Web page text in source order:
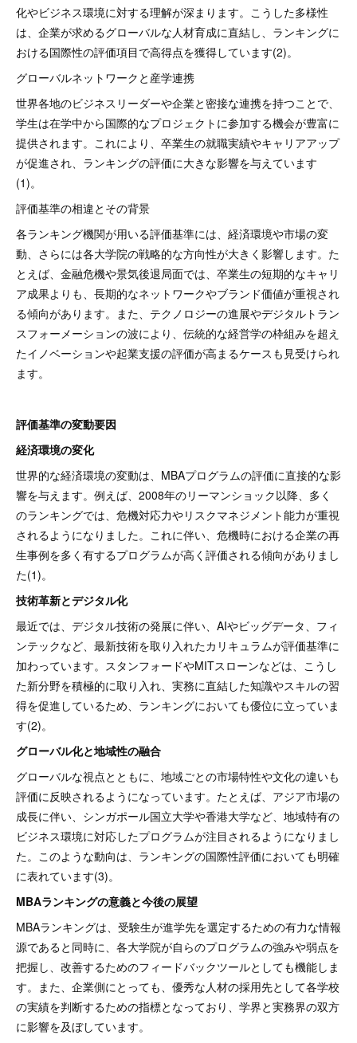
化やビジネス環境に対する理解が深まります。こうした多様性
は、企業が求めるグローバルな人材育成に直結し、ランキングに
おける国際性の評価項目で高得点を獲得しています(2)。
グローバルネットワークと産学連携
世界各地のビジネスリーダーや企業と密接な連携を持つことで、
学生は在学中から国際的なプロジェクトに参加する機会が豊富に
提供されます。これにより、卒業生の就職実績やキャリアアップ
が促進され、ランキングの評価に大きな影響を与えています
(1)。
評価基準の相違とその背景
各ランキング機関が用いる評価基準には、経済環境や市場の変
動、さらには各大学院の戦略的な方向性が大きく影響します。た
とえば、金融危機や景気後退局面では、卒業生の短期的なキャリ
ア成果よりも、長期的なネットワークやブランド価値が重視され
る傾向があります。また、テクノロジーの進展やデジタルトラン
スフォーメーションの波により、伝統的な経営学の枠組みを超え
たイノベーションや起業支援の評価が高まるケースも見受けられ
ます。
評価基準の変動要因
経済環境の変化
世界的な経済環境の変動は、MBAプログラムの評価に直接的な影
響を与えます。例えば、2008年のリーマンショック以降、多く
のランキングでは、危機対応力やリスクマネジメント能力が重視
されるようになりました。これに伴い、危機時における企業の再
生事例を多く有するプログラムが高く評価される傾向がありまし
た(1)。
技術革新とデジタル化
最近では、デジタル技術の発展に伴い、AIやビッグデータ、フィ
ンテックなど、最新技術を取り入れたカリキュラムが評価基準に
加わっています。スタンフォードやMITスローンなどは、こうし
た新分野を積極的に取り入れ、実務に直結した知識やスキルの習
得を促進しているため、ランキングにおいても優位に立っていま
す(2)。
グローバル化と地域性の融合
グローバルな視点とともに、地域ごとの市場特性や文化の違いも
評価に反映されるようになっています。たとえば、アジア市場の
成長に伴い、シンガポール国立大学や香港大学など、地域特有の
ビジネス環境に対応したプログラムが注目されるようになりまし
た。このような動向は、ランキングの国際性評価においても明確
に表れています(3)。
MBAランキングの意義と今後の展望
MBAランキングは、受験生が進学先を選定するための有力な情報
源であると同時に、各大学院が自らのプログラムの強みや弱点を
把握し、改善するためのフィードバックツールとしても機能しま
す。また、企業側にとっても、優秀な人材の採用先として各学校
の実績を判断するための指標となっており、学界と実務界の双方
に影響を及ぼしています。